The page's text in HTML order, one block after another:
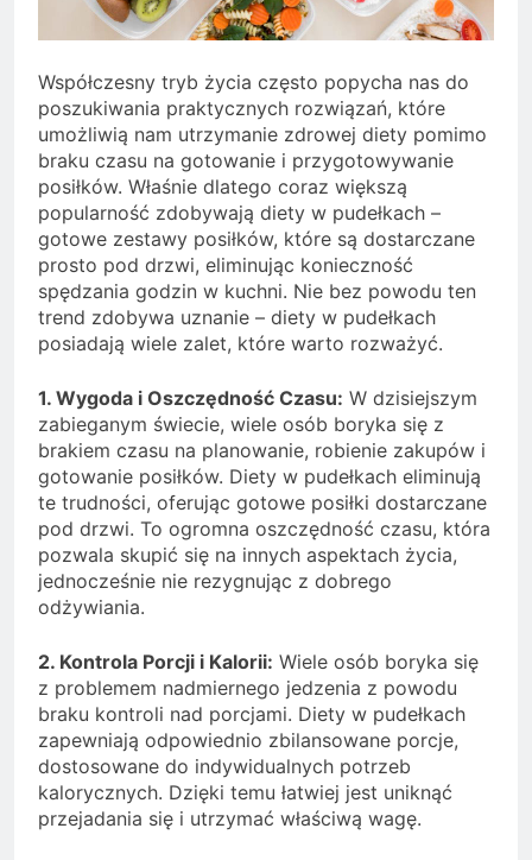
Współczesny tryb życia często popycha nas do
poszukiwania praktycznych rozwiązań, które
umożliwią nam utrzymanie zdrowej diety pomimo
braku czasu na gotowanie i przygotowywanie
posiłków. Właśnie dlatego coraz większą
popularność zdobywają diety w pudełkach –
gotowe zestawy posiłków, które są dostarczane
prosto pod drzwi, eliminując konieczność
spędzania godzin w kuchni. Nie bez powodu ten
trend zdobywa uznanie – diety w pudełkach
posiadają wiele zalet, które warto rozważyć.
1. Wygoda i Oszczędność Czasu: W dzisiejszym
zabieganym świecie, wiele osób boryka się z
brakiem czasu na planowanie, robienie zakupów i
gotowanie posiłków. Diety w pudełkach eliminują
te trudności, oferując gotowe posiłki dostarczane
pod drzwi. To ogromna oszczędność czasu, która
pozwala skupić się na innych aspektach życia,
jednocześnie nie rezygnując z dobrego
odżywiania.
2. Kontrola Porcji i Kalorii: Wiele osób boryka się
z problemem nadmiernego jedzenia z powodu
braku kontroli nad porcjami. Diety w pudełkach
zapewniają odpowiednio zbilansowane porcje,
dostosowane do indywidualnych potrzeb
kalorycznych. Dzięki temu łatwiej jest uniknąć
przejadania się i utrzymać właściwą wagę.